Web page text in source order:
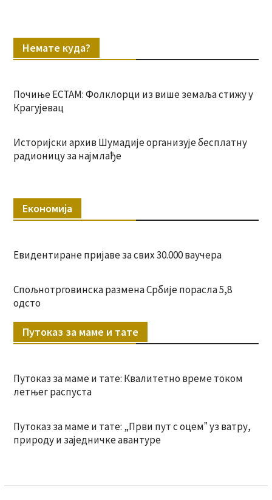
Немате куда?
Почиње ЕСТАМ: Фолклорци из више земаља стижу у
Крагујевац
Историјски архив Шумадије организује бесплатну
радионицу за најмлађе
Економија
Евидентиране пријаве за свих 30.000 ваучера
Спољнотрговинска размена Србије порасла 5,8
одсто
Путоказ за маме и тате
Путоказ за маме и тате: Квалитетно време током
летњег распуста
Путоказ за маме и тате: „Први пут с оцемˮ уз ватру,
природу и заједничке авантуре